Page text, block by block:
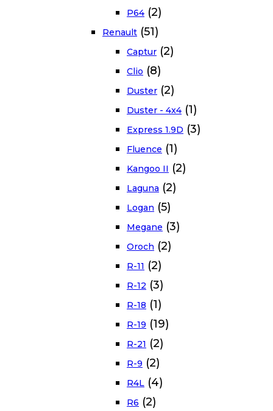
P64 (2)
Renault (51)
Captur (2)
Clio (8)
Duster (2)
Duster - 4x4 (1)
Express 1.9D (3)
Fluence (1)
Kangoo II (2)
Laguna (2)
Logan (5)
Megane (3)
Oroch (2)
R-11 (2)
R-12 (3)
R-18 (1)
R-19 (19)
R-21 (2)
R-9 (2)
R4L (4)
R6 (2)